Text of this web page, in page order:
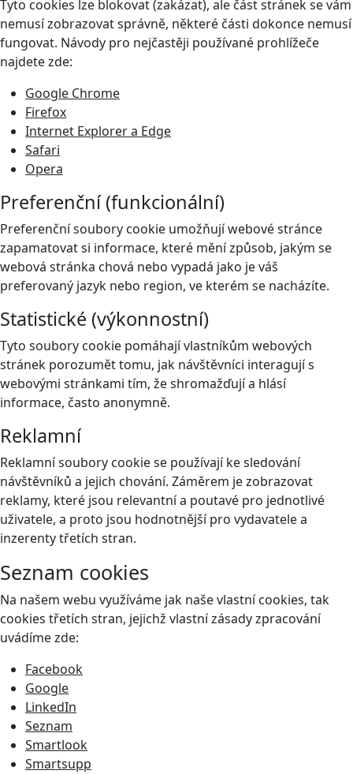
Tyto cookies lze blokovat (zakázat), ale část stránek se vám
nemusí zobrazovat správně, některé části dokonce nemusí
fungovat. Návody pro nejčastěji používané prohlížeče
najdete zde:
Google Chrome
Firefox
Internet Explorer a Edge
Safari
Opera
Preferenční (funkcionální)
Preferenční soubory cookie umožňují webové stránce
zapamatovat si informace, které mění způsob, jakým se
webová stránka chová nebo vypadá jako je váš
preferovaný jazyk nebo region, ve kterém se nacházíte.
Statistické (výkonnostní)
Tyto soubory cookie pomáhají vlastníkům webových
stránek porozumět tomu, jak návštěvníci interagují s
webovými stránkami tím, že shromažďují a hlásí
informace, často anonymně.
Reklamní
Reklamní soubory cookie se používají ke sledování
návštěvníků a jejich chování. Záměrem je zobrazovat
reklamy, které jsou relevantní a poutavé pro jednotlivé
uživatele, a proto jsou hodnotnější pro vydavatele a
inzerenty třetích stran.
Seznam cookies
Na našem webu využíváme jak naše vlastní cookies, tak
cookies třetích stran, jejichž vlastní zásady zpracování
uvádíme zde:
Facebook
Google
LinkedIn
Seznam
Smartlook
Smartsupp